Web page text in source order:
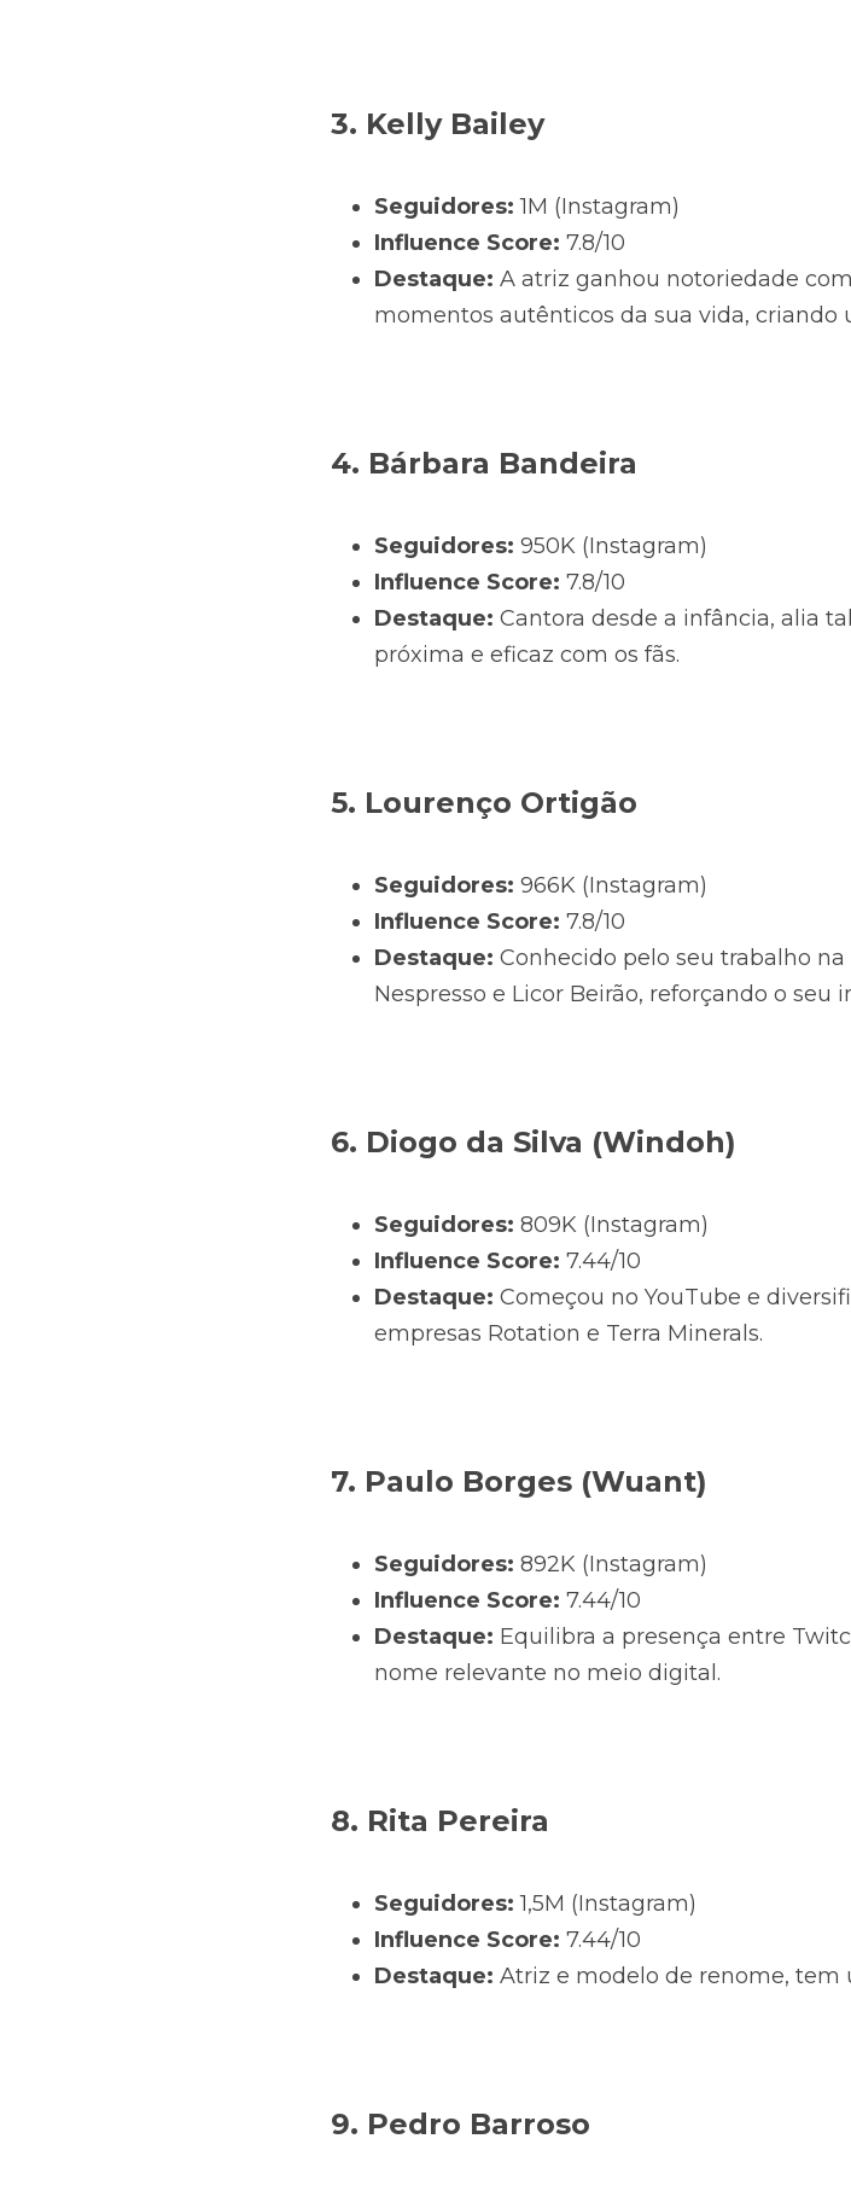
3. Kelly Bailey
Seguidores: 1M (Instagram)
Influence Score: 7.8/10
Destaque: A atriz ganhou notoriedade
momentos autênticos da sua vida, criando
4. Bárbara Bandeira
Seguidores: 950K (Instagram)
Influence Score: 7.8/10
Destaque: Cantora desde a infância, alia
próxima e eficaz com os fãs.
5. Lourenço Ortigão
Seguidores: 966K (Instagram)
Influence Score: 7.8/10
Destaque: Conhecido pelo seu trabalho
Nespresso e Licor Beirão, reforçando o seu
6. Diogo da Silva (Windoh)
Seguidores: 809K (Instagram)
Influence Score: 7.44/10
Destaque: Começou no YouTube e
empresas Rotation e Terra Minerals.
7. Paulo Borges (Wuant)
Seguidores: 892K (Instagram)
Influence Score: 7.44/10
Destaque: Equilibra a presença entre
nome relevante no meio digital.
8. Rita Pereira
Seguidores: 1,5M (Instagram)
Influence Score: 7.44/10
Destaque: Atriz e modelo de renome, tem
9. Pedro Barroso